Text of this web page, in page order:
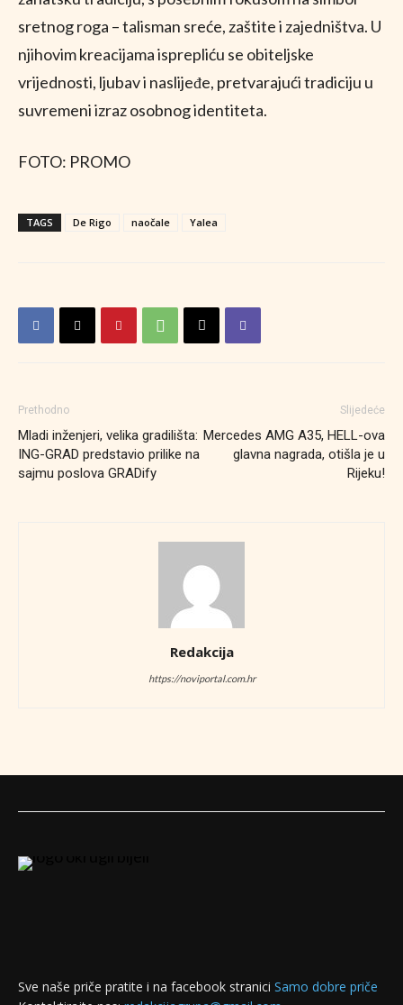
sretnog roga – talisman sreće, zaštite i zajedništva. U
njihovim kreacijama isprepliću se obiteljske
vrijednosti, ljubav i naslijeđe, pretvarajući tradiciju u
suvremeni izraz osobnog identiteta.
FOTO: PROMO
TAGS De Rigo naočale Yalea
Prethodno
Mladi inženjeri, velika gradilišta:
ING-GRAD predstavio prilike na
sajmu poslova GRADify
Slijedeće
Mercedes AMG A35, HELL-ova
glavna nagrada, otišla je u
Rijeku!
Redakcija
https://noviportal.com.hr
Sve naše priče pratite i na facebook stranici Samo dobre priče